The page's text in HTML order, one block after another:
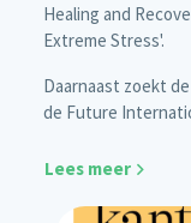
Healing and
Extreme Stress'.
Daarnaast zoekt
de Future
Lees meer